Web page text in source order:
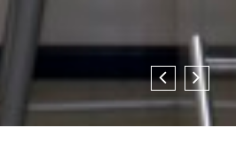
Zurück